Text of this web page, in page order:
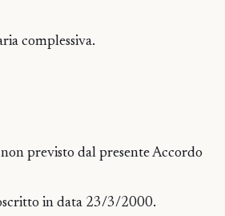
complessiva.
previsto dal presente Accordo
in data 23/3/2000.